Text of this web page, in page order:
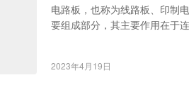
电路板，也称为线路板、印制
要组成部分，其主要作用在于
2023年4月19日